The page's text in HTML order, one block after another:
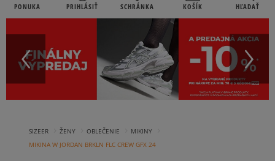
PONUKA PRIHLÁSIŤ SCHRÁNKA KOŠÍK HĽADAŤ
SIZEER ŽENY OBLEČENIE MIKINY
MIKINA W JORDAN BRKLN FLC CREW GFX 24